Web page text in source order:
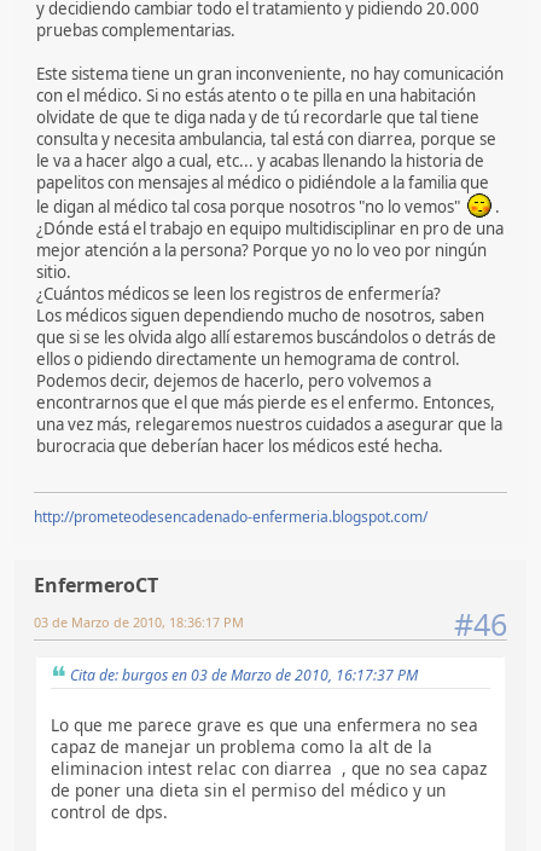
y decidiendo cambiar todo el tratamiento y pidiendo 20.000
pruebas complementarias.
Este sistema tiene un gran inconveniente, no hay comunicación
con el médico. Si no estás atento o te pilla en una habitación
olvidate de que te diga nada y de tú recordarle que tal tiene
consulta y necesita ambulancia, tal está con diarrea, porque se
le va a hacer algo a cual, etc... y acabas llenando la historia de
papelitos con mensajes al médico o pidiéndole a la familia que
le digan al médico tal cosa porque nosotros "no lo vemos"
.
¿Dónde está el trabajo en equipo multidisciplinar en pro de una
mejor atención a la persona? Porque yo no lo veo por ningún
sitio.
¿Cuántos médicos se leen los registros de enfermería?
Los médicos siguen dependiendo mucho de nosotros, saben
que si se les olvida algo allí estaremos buscándolos o detrás de
ellos o pidiendo directamente un hemograma de control.
Podemos decir, dejemos de hacerlo, pero volvemos a
encontrarnos que el que más pierde es el enfermo. Entonces,
una vez más, relegaremos nuestros cuidados a asegurar que la
burocracia que deberían hacer los médicos esté hecha.
http://prometeodesencadenado-enfermeria.blogspot.com/
EnfermeroCT
#46
03 de Marzo de 2010, 18:36:17 PM
Cita de: burgos en 03 de Marzo de 2010, 16:17:37 PM
Lo que me parece grave es que una enfermera no sea
capaz de manejar un problema como la alt de la
eliminacion intest relac con diarrea , que no sea capaz
de poner una dieta sin el permiso del médico y un
control de dps.